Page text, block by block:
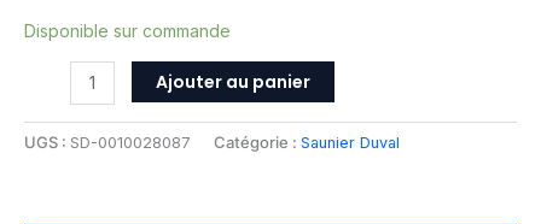
Disponible sur commande
Ajouter au panier
UGS : SD-0010028087 Catégorie : Saunier Duval